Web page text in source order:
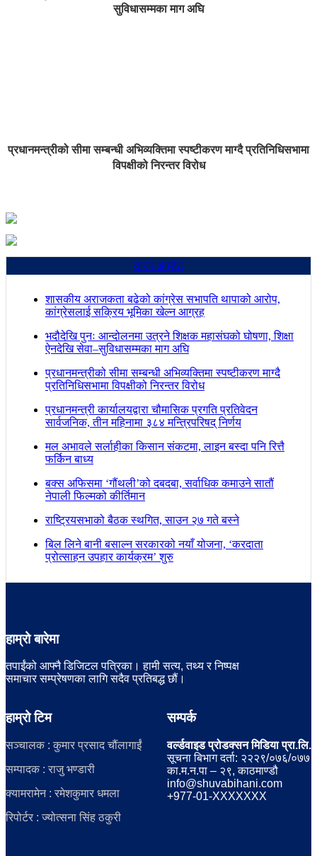
सुविधासम्मका माग अघि
प्रधानमन्त्रीको सीमा सम्बन्धी अभिव्यक्तिमा स्पष्टीकरण माग्दै प्रतिनिधिसभामा
विपक्षीको निरन्तर विरोध
ताजा अपडेट
शासकीय अराजकता बढेको कांग्रेस सभापति थापाको आरोप,
कांग्रेसलाई सक्रिय भूमिका खेल्न आग्रह
भदौदेखि पुनः आन्दोलनमा उत्रने शिक्षक महासंघको घोषणा, शिक्षा
ऐनदेखि सेवा–सुविधासम्मका माग अघि
प्रधानमन्त्रीको सीमा सम्बन्धी अभिव्यक्तिमा स्पष्टीकरण माग्दै
प्रतिनिधिसभामा विपक्षीको निरन्तर विरोध
प्रधानमन्त्री कार्यालयद्वारा चौमासिक प्रगति प्रतिवेदन
सार्वजनिक, तीन महिनामा ३८४ मन्त्रिपरिषद् निर्णय
मल अभावले सर्लाहीका किसान संकटमा, लाइन बस्दा पनि रित्तै
फर्किन बाध्य
बक्स अफिसमा ‘गौंथली’को दबदबा, सर्वाधिक कमाउने सातौं
नेपाली फिल्मको कीर्तिमान
राष्ट्रियसभाको बैठक स्थगित, साउन २७ गते बस्ने
बिल लिने बानी बसाल्न सरकारको नयाँ योजना, ‘करदाता
प्रोत्साहन उपहार कार्यक्रम’ शुरु
हाम्रो बारेमा
तपाईंको आफ्नै डिजिटल पत्रिका। हामी सत्य, तथ्य र निष्पक्ष
समाचार सम्प्रेषणका लागि सदैव प्रतिबद्ध छौं।
हाम्रो टिम
सञ्चालक : कुमार प्रसाद चौंलागाईं
सम्पादक : राजु भण्डारी
क्यामरामेन : रमेशकुमार धमला
रिपोर्टर : ज्योत्सना सिंह ठकुरी
सम्पर्क
वर्ल्डवाइड प्रोडक्सन मिडिया प्रा.लि.
सूचना बिभाग दर्ता: २२२९/०७६/०७७
का.म.न.पा – २९, काठमाण्डौ
info@shuvabihani.com
+977-01-XXXXXXX